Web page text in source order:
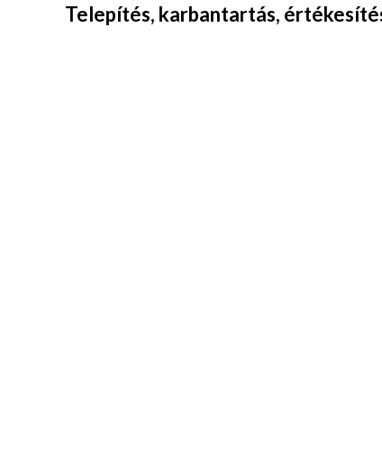
Telepítés, karbantartás,